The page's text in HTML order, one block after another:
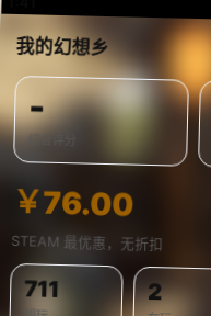
我的幻想乡
-
综合评分
￥76.00
STEAM 最优惠，无折扣
711 2